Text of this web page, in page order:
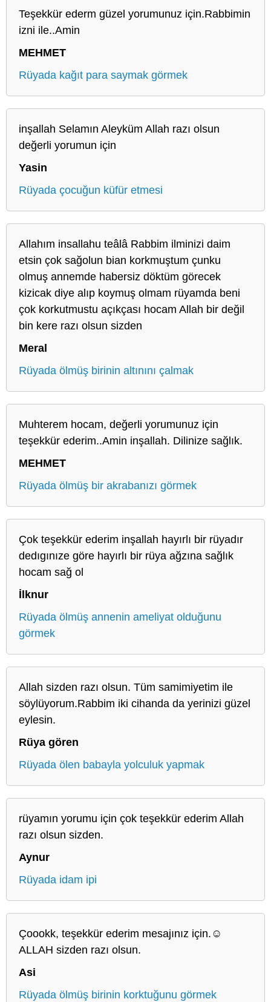
Teşekkür ederm güzel yorumunuz için.Rabbimin
izni ile..Amin
MEHMET
Rüyada kağıt para saymak görmek
inşallah Selamın Aleyküm Allah razı olsun
değerli yorumun için
Yasin
Rüyada çocuğun küfür etmesi
Allahım insallahu teâlâ Rabbim ilminizi daim
etsin çok sağolun bian korkmuştum çunku
olmuş annemde habersiz döktüm görecek
kizicak diye alıp koymuş olmam rüyamda beni
çok korkutmustu açıkçası hocam Allah bir değil
bin kere razı olsun sizden
Meral
Rüyada ölmüş birinin altınını çalmak
Muhterem hocam, değerli yorumunuz için
teşekkür ederim..Amin inşallah. Dilinize sağlık.
MEHMET
Rüyada ölmüş bir akrabanızı görmek
Çok teşekkür ederim inşallah hayırlı bir rüyadır
dedıgınıze göre hayırlı bir rüya ağzına sağlık
hocam sağ ol
İlknur
Rüyada ölmüş annenin ameliyat olduğunu
görmek
Allah sizden razı olsun. Tüm samimiyetim ile
söylüyorum.Rabbim iki cihanda da yerinizi güzel
eylesin.
Rüya gören
Rüyada ölen babayla yolculuk yapmak
rüyamın yorumu için çok teşekkür ederim Allah
razı olsun sizden.
Aynur
Rüyada idam ipi
Çoookk, teşekkür ederim mesajınız için.☺️
ALLAH sizden razı olsun.
Asi
Rüyada ölmüş birinin korktuğunu görmek